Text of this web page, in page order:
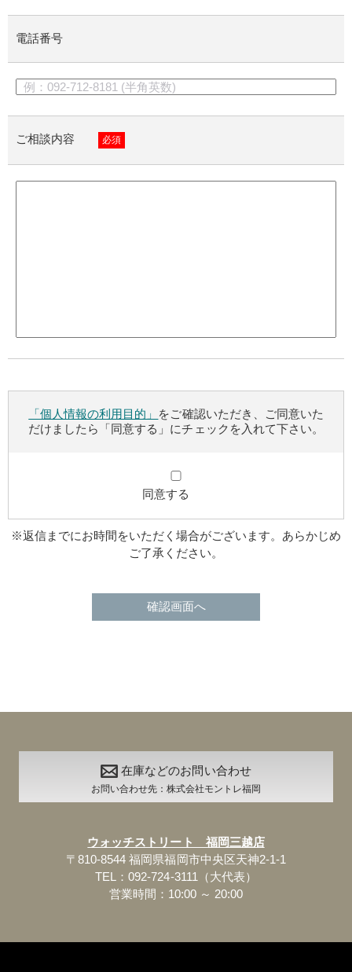
電話番号
ご相談内容 必須
「個人情報の利用目的」 をご確認いただき、ご同意いた
だけましたら「同意する」にチェックを入れて下さい。
同意する
※返信までにお時間をいただく場合がございます。あらかじめ
ご了承ください。
在庫などのお問い合わせ
お問い合わせ先：株式会社モントレ福岡
ウォッチストリート 福岡三越店
〒810-8544 福岡県福岡市中央区天神2-1-1
TEL：092-724-3111（大代表）
営業時間：10:00 ～ 20:00